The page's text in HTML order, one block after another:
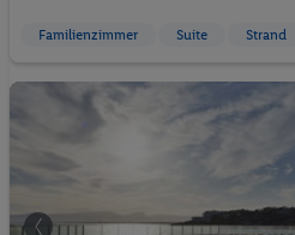
Familienzimmer Suite Strand